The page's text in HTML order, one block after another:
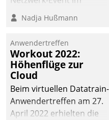
Kunden- und Partnerkreis
statt. Zentrale Frage: Wie
Mammutprojekte
meistern und Workloads
wuppen – bei zunehmend
anspruchsvollen
Aufgaben und
abnehmendem
Nadja Hußmann
Anwendertreffen
Workout 2022:
Höhenflüge zur
Cloud
Beim virtuellen Datatrain-
Anwendertreffen am 27.
April 2022 erhielten die